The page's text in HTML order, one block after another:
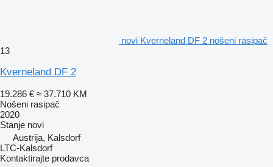
novi Kverneland DF 2 nošeni rasipač
13
Kverneland DF 2
19.286 € ≈ 37.710 KM
Nošeni rasipač
2020
Stanje novi
Austrija, Kalsdorf
LTC-Kalsdorf
Kontaktirajte prodavca